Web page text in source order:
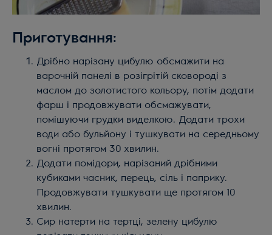
Приготування:
Дрібно нарізану цибулю обсмажити на
варочній панелі в розігрітій сковороді з
маслом до золотистого кольору, потім додати
фарш і продовжувати обсмажувати,
помішуючи грудки виделкою. Додати трохи
води або бульйону і тушкувати на середньому
вогні протягом 30 хвилин.
Додати помідори, нарізаний дрібними
кубиками часник, перець, сіль і паприку.
Продовжувати тушкувати ще протягом 10
хвилин.
Сир натерти на тертці, зелену цибулю